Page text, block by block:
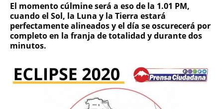
El momento cúlmine será a eso de la 1.01 PM,
cuando el Sol, la Luna y la Tierra estará
perfectamente alineados y el día se oscurecerá por
completo en la franja de totalidad y durante dos
minutos.